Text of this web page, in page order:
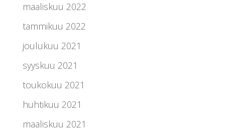
maaliskuu 2022
tammikuu 2022
joulukuu 2021
syyskuu 2021
toukokuu 2021
huhtikuu 2021
maaliskuu 2021